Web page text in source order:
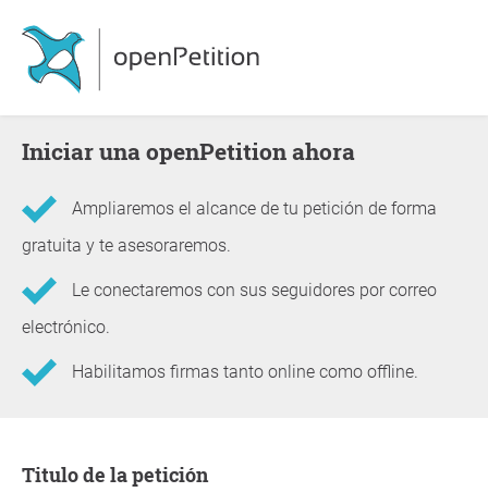
Iniciar una openPetition ahora
Ampliaremos el alcance de tu petición de forma
gratuita y te asesoraremos.
Le conectaremos con sus seguidores por correo
electrónico.
Habilitamos firmas tanto online como offline.
Titulo de la petición